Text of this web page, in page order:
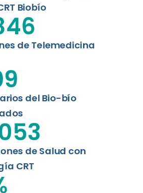
Biobío
de Telemedicina
del Bio-bío
de Salud con
CRT